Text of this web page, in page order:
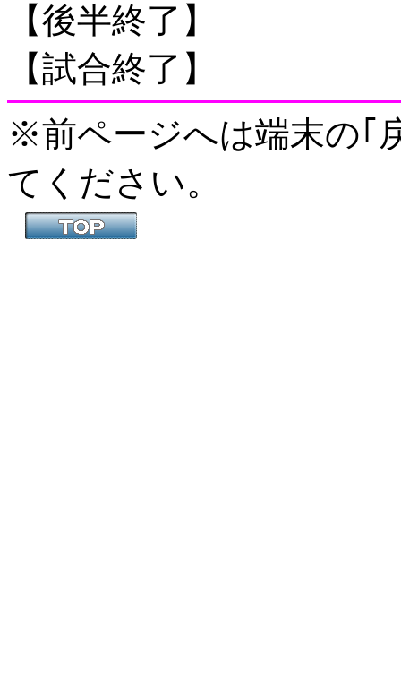
【後半終了】
【試合終了】
※前ページへは端末の｢
てください。